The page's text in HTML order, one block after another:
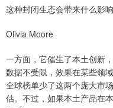
这种封闭生态会带来什么影
Olivia Moore
一方面，它催生了本土创新
数据不受限，效果在某些领
全球榜单少了这两个庞大市
估。不过，如果本土产品在